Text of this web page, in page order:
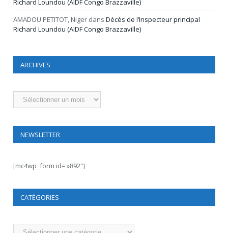
Richard Loundou (AIDF Congo Brazzaville)
AMADOU PETITOT, Niger dans Décès de l’Inspecteur principal
Richard Loundou (AIDF Congo Brazzaville)
ARCHIVES
Archives
NEWSLETTER
[mc4wp_form id= »892″]
CATÉGORIES
Catégories